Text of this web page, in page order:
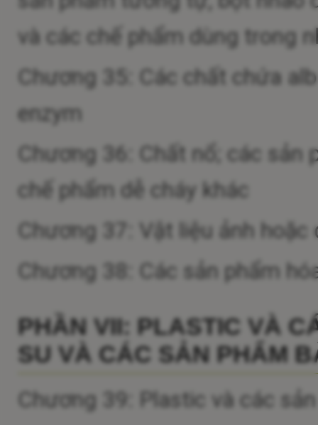
và các chế phẩm dùng trong
Chương 35: Các chất chứa
enzym
Chương 36: Chất nổ; các sản
chế phẩm dễ cháy khác
Chương 37: Vật liệu ảnh hoặc
Chương 38: Các sản phẩm
PHẦN VII: PLASTIC VÀ
SU VÀ CÁC SẢN PHẨM
Chương 39: Plastic và các